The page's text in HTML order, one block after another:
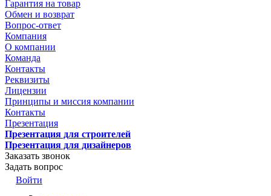
Гарантия на товар
Обмен и возврат
Вопрос-ответ
Компания
О компании
Команда
Контакты
Реквизиты
Лицензии
Принципы и миссия компании
Контакты
Презентация
Презентация для строителей
Презентация для дизайнеров
Заказать звонок
Задать вопрос
Войти